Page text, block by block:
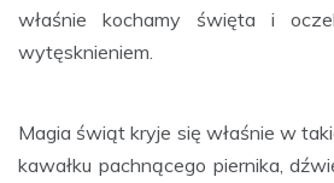
właśnie kochamy święta i
wytęsknieniem.
Magia świąt kryje się właśnie w
kawałku pachnącego piernika,